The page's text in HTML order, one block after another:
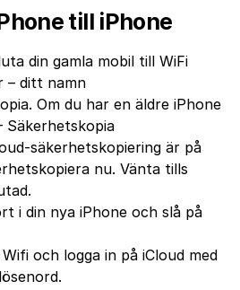
till iPhone
din gamla mobil till WiFi
– ditt namn
Om du har en äldre iPhone
Säkerhetskopia
säkerhetskopiering är på
nu. Vänta tills
i din nya iPhone och slå på
och logga in på iCloud med